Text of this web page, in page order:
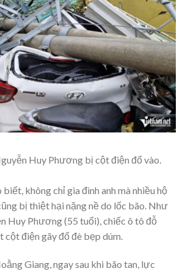
Huy Phương bị cột điện đổ vào.
không chỉ gia đình anh mà nhiều hộ
bị thiệt hại nặng nề do lốc bão. Như
Huy Phương (55 tuổi), chiếc ô tô đỗ
điện gãy đổ đè bẹp dúm.
Giang, ngay sau khi bão tan, lực